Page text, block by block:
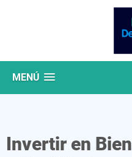
MENÚ
Invertir en